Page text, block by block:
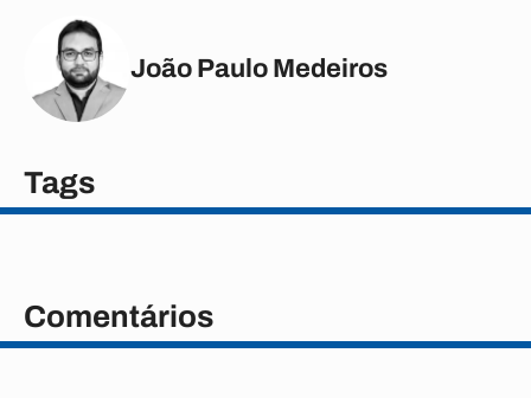
João Paulo Medeiros
Tags
Comentários